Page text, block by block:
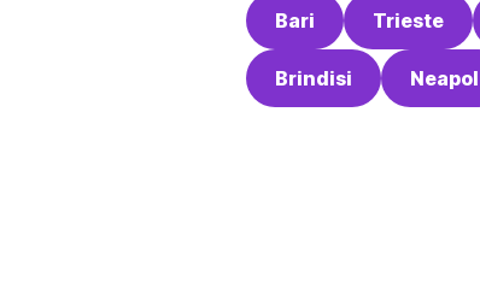
Bari Trieste
Brindisi Neapol